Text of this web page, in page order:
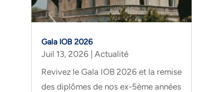
Gala IOB 2026
Juil 13, 2026 | Actualité
Revivez le Gala IOB 2026 et la remise
des diplômes de nos ex-5ème années